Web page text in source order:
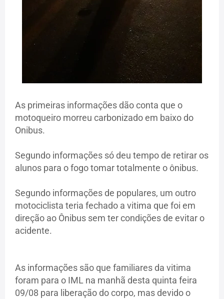
As primeiras informações dão conta que o
motoqueiro morreu carbonizado em baixo do
Onibus.
Segundo informações só deu tempo de retirar os
alunos para o fogo tomar totalmente o ônibus.
Segundo informações de populares, um outro
motociclista teria fechado a vitima que foi em
direção ao Ônibus sem ter condições de evitar o
acidente.
As informações são que familiares da vitima
foram para o IML na manhã desta quinta feira
09/08 para liberação do corpo, mas devido o